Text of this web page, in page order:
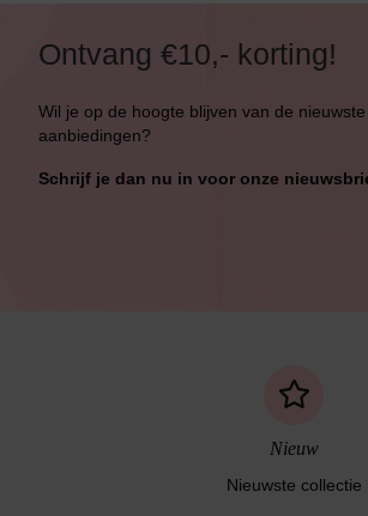
Ontvang €10,- korting!
Wil je op de hoogte blijven van de
aanbiedingen?
Schrijf je dan nu in voor onze
Nieuw
Nieuwste collectie